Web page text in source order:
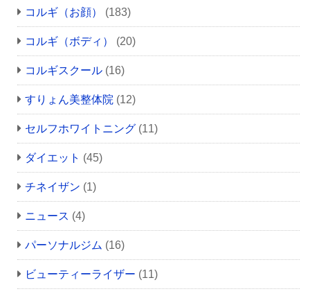
コルギ（お顔） (183)
コルギ（ボディ） (20)
コルギスクール (16)
すりょん美整体院 (12)
セルフホワイトニング (11)
ダイエット (45)
チネイザン (1)
ニュース (4)
パーソナルジム (16)
ビューティーライザー (11)